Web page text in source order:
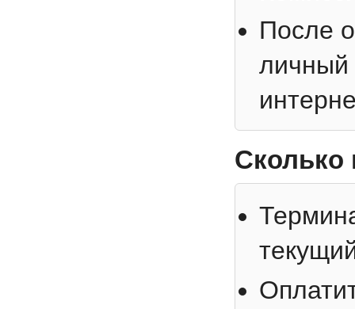
После
личный
Сколько